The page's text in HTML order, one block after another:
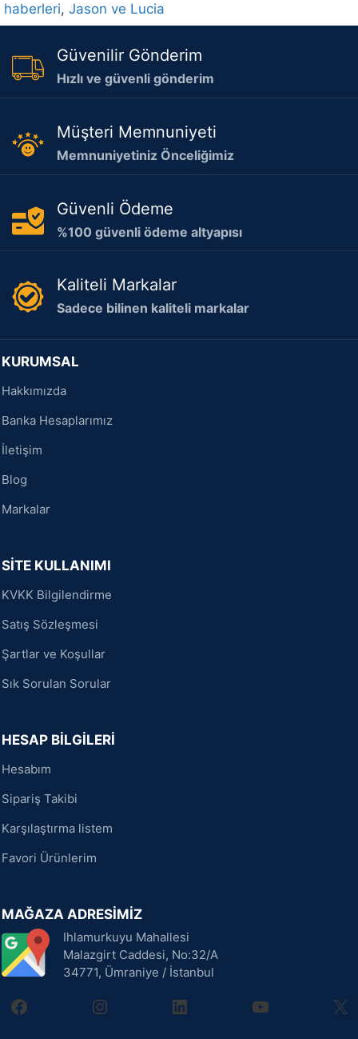
haberleri, Jason ve Lucia
Güvenilir Gönderim
Hızlı ve güvenli gönderim
Müşteri Memnuniyeti
Memnuniyetiniz Önceliğimiz
Güvenli Ödeme
%100 güvenli ödeme altyapısı
Kaliteli Markalar
Sadece bilinen kaliteli markalar
KURUMSAL
Hakkımızda
Banka Hesaplarımız
İletişim
Blog
Markalar
SİTE KULLANIMI
KVKK Bilgilendirme
Satış Sözleşmesi
Şartlar ve Koşullar
Sık Sorulan Sorular
HESAP BİLGİLERİ
Hesabım
Sipariş Takibi
Karşılaştırma listem
Favori Ürünlerim
MAĞAZA ADRESİMİZ
Ihlamurkuyu Mahallesi
Malazgirt Caddesi, No:32/A
34771, Ümraniye / İstanbul
facebookinstagramlinkedin youtube X